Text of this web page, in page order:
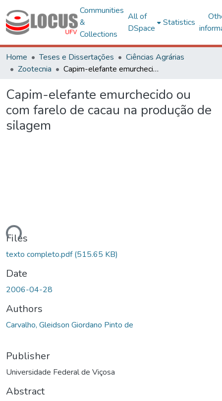
Communities
&
Collections
All of
DSpace
Statistics
Home Teses e Dissertações
Ciências Agrárias
Zootecnia
Capim-elefante emurchecido ou com farelo de cacau na produção de silagem
Capim-elefante emurchecido ou
com farelo de cacau na produção de
silagem
Loading...
Files
texto completo.pdf(515.65 KB)
Date
2006-04-28
Authors
Carvalho, Gleidson Giordano Pinto de
Publisher
Universidade Federal de Viçosa
Abstract